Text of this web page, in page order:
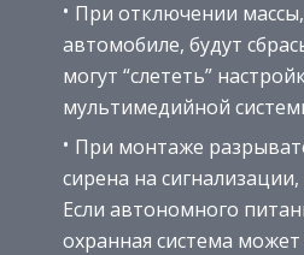
При отключении
автомобиле, будут
могут “слететь”
мультимедийной
При монтаже
сирена на
Если автономного
охранная система